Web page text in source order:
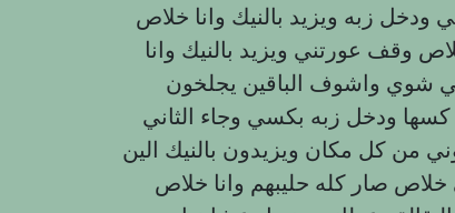
زبه ويزيد بالنيك وانا خلاص
وقف عورتني ويزيد بالنيك وانا
شوي واشوف الباقين يجلخون
ودخل زبه بكسي وجاء الثاني
من كل مكان ويزيدون بالنيك الين
صار كله حليبهم وانا خلاص